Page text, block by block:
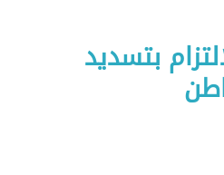
بتسديد